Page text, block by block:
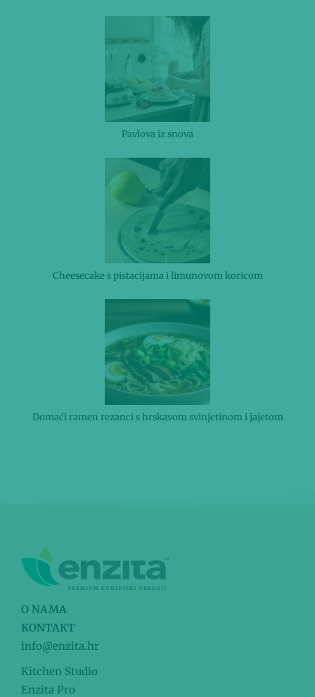
Pavlova iz snova
Cheesecake s pistacijama i limunovom koricom
Domaći ramen rezanci s hrskavom svinjetinom i jajetom
O NAMA
KONTAKT
info@enzita.hr
Kitchen Studio
Enzita Pro